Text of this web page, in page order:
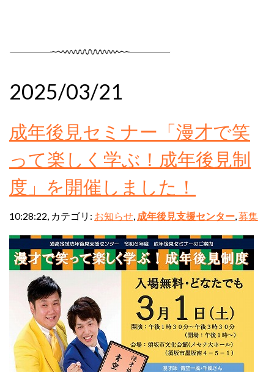
2025/03/21
成年後見セミナー「漫才で笑
って楽しく学ぶ！成年後見制
度」を開催しました！
10:28:22, カテゴリ: お知らせ 成年後見支援センター 募集